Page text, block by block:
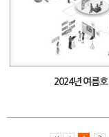
2024년 여름호